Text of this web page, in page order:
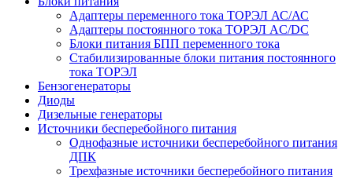
Адаптеры переменного тока ТОРЭЛ АС/АС
Адаптеры постоянного тока ТОРЭЛ AC/DC
Блоки питания БПП переменного тока
Стабилизированные блоки питания постоянного
тока ТОРЭЛ
Бензогенераторы
Диоды
Дизельные генераторы
Источники бесперебойного питания
Однофазные источники бесперебойного питания
ДПК
Трехфазные источники бесперебойного питания